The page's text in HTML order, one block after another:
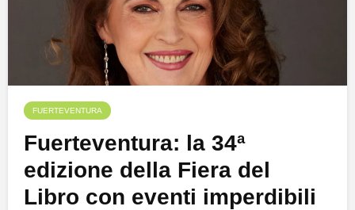
FUERTEVENTURA
Fuerteventura: la 34ª
edizione della Fiera del
Libro con eventi imperdibili